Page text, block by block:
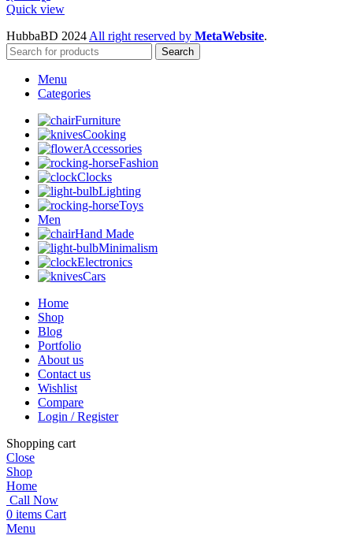
Quick view
HubbaBD 2024 All right reserved by MetaWebsite.
Search
Menu
Categories
Furniture
Cooking
Accessories
Fashion
Clocks
Lighting
Toys
Men
Hand Made
Minimalism
Electronics
Cars
Home
Shop
Blog
Portfolio
About us
Contact us
Wishlist
Compare
Login / Register
Shopping cart
Close
Shop
Home
Call Now
0 items Cart
Menu